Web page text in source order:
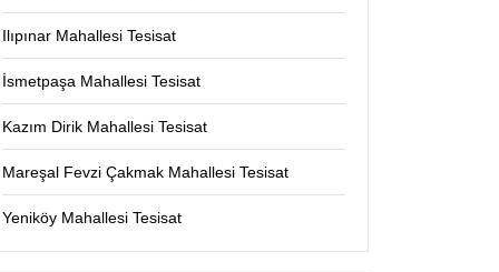
Ilıpınar Mahallesi Tesisat
İsmetpaşa Mahallesi Tesisat
Kazım Dirik Mahallesi Tesisat
Mareşal Fevzi Çakmak Mahallesi Tesisat
Yeniköy Mahallesi Tesisat